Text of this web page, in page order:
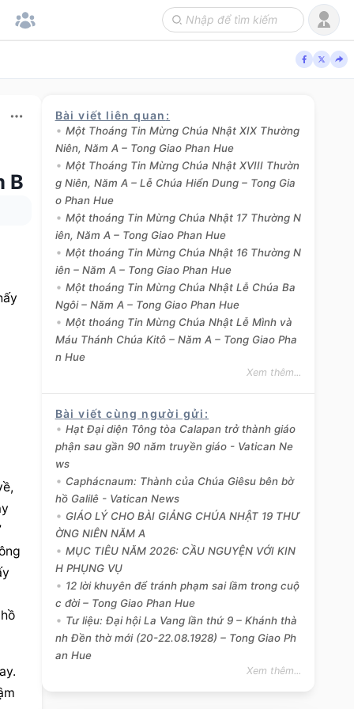
B
Bài viết liên quan :
Một Thoáng Tin Mừng Chúa Nhật XIX Thường
Niên, Năm A – Tong Giao Phan Hue
Một Thoáng Tin Mừng Chúa Nhật XVIII Thườn
g Niên, Năm A – Lễ Chúa Hiển Dung – Tong Gia
o Phan Hue
Một thoáng Tin Mừng Chúa Nhật 17 Thường N
iên, Năm A – Tong Giao Phan Hue
Một thoáng Tin Mừng Chúa Nhật 16 Thường N
iên – Năm A – Tong Giao Phan Hue
Một thoáng Tin Mừng Chúa Nhật Lễ Chúa Ba
Ngôi – Năm A – Tong Giao Phan Hue
Một thoáng Tin Mừng Chúa Nhật Lễ Mình và
Máu Thánh Chúa Kitô – Năm A – Tong Giao Pha
n Hue
Xem thêm...
Bài viết cùng người gửi :
Hạt Đại diện Tông tòa Calapan trở thành giáo
phận sau gần 90 năm truyền giáo - Vatican Ne
ws
Caphácnaum: Thành của Chúa Giêsu bên bờ
hồ Galilê - Vatican News
GIÁO LÝ CHO BÀI GIẢNG CHÚA NHẬT 19 THƯ
ỜNG NIÊN NĂM A
MỤC TIÊU NĂM 2026: CẦU NGUYỆN VỚI KIN
H PHỤNG VỤ
12 lời khuyên để tránh phạm sai lầm trong cuộ
c đời – Tong Giao Phan Hue
Tư liệu: Đại hội La Vang lần thứ 9 – Khánh thà
nh Đền thờ mới (20-22.08.1928) – Tong Giao Ph
an Hue
Xem thêm...